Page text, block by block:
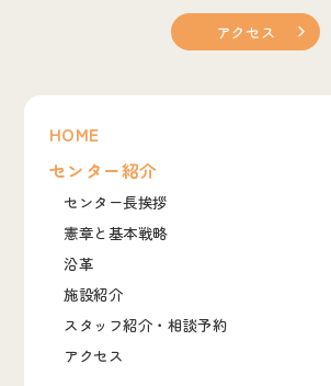
アクセス
HOME
センター紹介
センター長挨拶
憲章と基本戦略
沿革
施設紹介
スタッフ紹介・相談予約
アクセス